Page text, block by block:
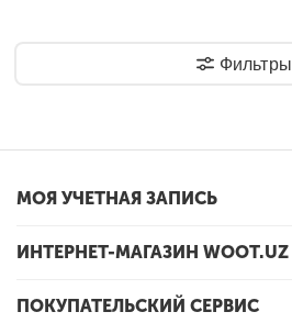
Фильтры
МОЯ УЧЕТНАЯ ЗАПИСЬ
ИНТЕРНЕТ-МАГАЗИН WOOT.UZ
ПОКУПАТЕЛЬСКИЙ СЕРВИС